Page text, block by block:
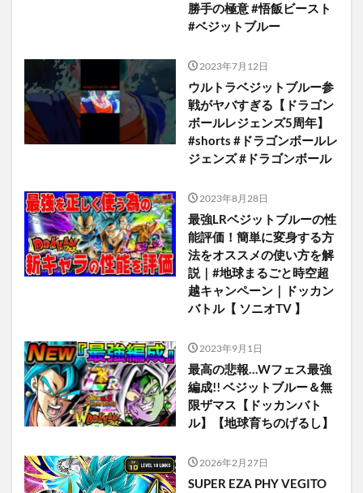
勝手の極意 #悟飯ビースト
#ベジットブルー
2023年7月12日
ウルトラベジットブルー参
戦がヤバすぎる【ドラゴン
ボールレジェンズ5周年】
#shorts #ドラゴンボールレ
ジェンズ #ドラゴンボール
2023年8月28日
最強LRベジットブルーの性
能評価！簡単に変身する方
法をオススメの使い方を解
説｜#地球まるごと時空超
越キャンペーン｜ドッカン
バトル【 ソニオTV 】
2023年9月1日
最高の悲報…Wフェス最強
編成!! ベジットブルー＆無
限ザマス【ドッカンバト
ル】【地球育ちのげるし】
2026年2月27日
SUPER EZA PHY VEGITO